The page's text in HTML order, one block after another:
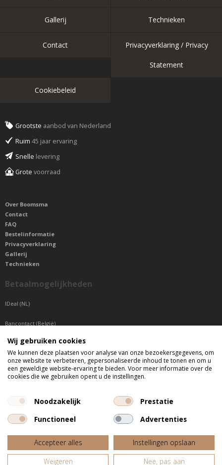
Gallerij Technieken
Contact Privacyverklaring / Privacy
Statement
Cookiebeleid
Grootste aanbod van Nederland
Ruim 45 jaar ervaring
Snelle levering
Grote voorraad
Over Boomsma
Contact
FAQ
Bestelinformatie
Privacyverklaring
Gallerij
Technieken
Betaalmogelijkheden
IDeal (NL)
Bancontact (België)
Sepa betaling (Overige landen)
Telefonisch bereikbaar
Website door
Fastware
Wij gebruiken cookies
We kunnen deze plaatsen voor analyse van onze bezoekersgegevens, om
onze website te verbeteren, gepersonaliseerde inhoud te tonen en om u
een geweldige website-ervaring te bieden. Voor meer informatie over de
cookies die we gebruiken opent u de instellingen.
Noodzakelijk
Prestatie
Functioneel
Advertenties
Accepteer alles
Instellingen opslaan
Weigeren
Nee, pas aan